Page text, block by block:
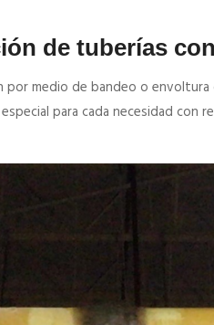
de tuberías
por medio de bandeo o
para cada necesidad con